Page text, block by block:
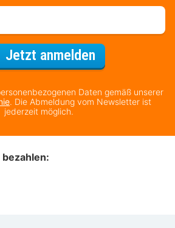
Jetzt anmeldenFür den
Daten gemäß unserer
. Die Abmeldung vom Newsletter ist
jederzeit möglich.